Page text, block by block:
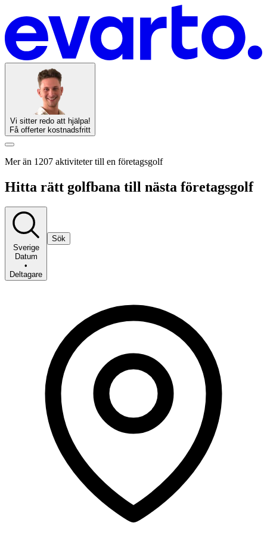
Vi sitter redo att hjälpa!
Få offerter kostnadsfritt
Mer än 1207 aktiviteter till en företagsgolf
Hitta rätt golfbana till nästa företagsgolf
Sverige
Datum
•
Deltagare
Sök